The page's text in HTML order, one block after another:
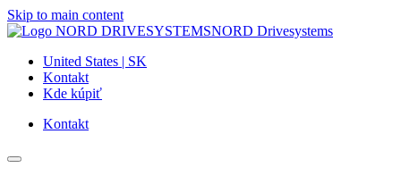
Skip to main content
NORD Drivesystems
United States | SK
Kontakt
Kde kúpiť
Kontakt